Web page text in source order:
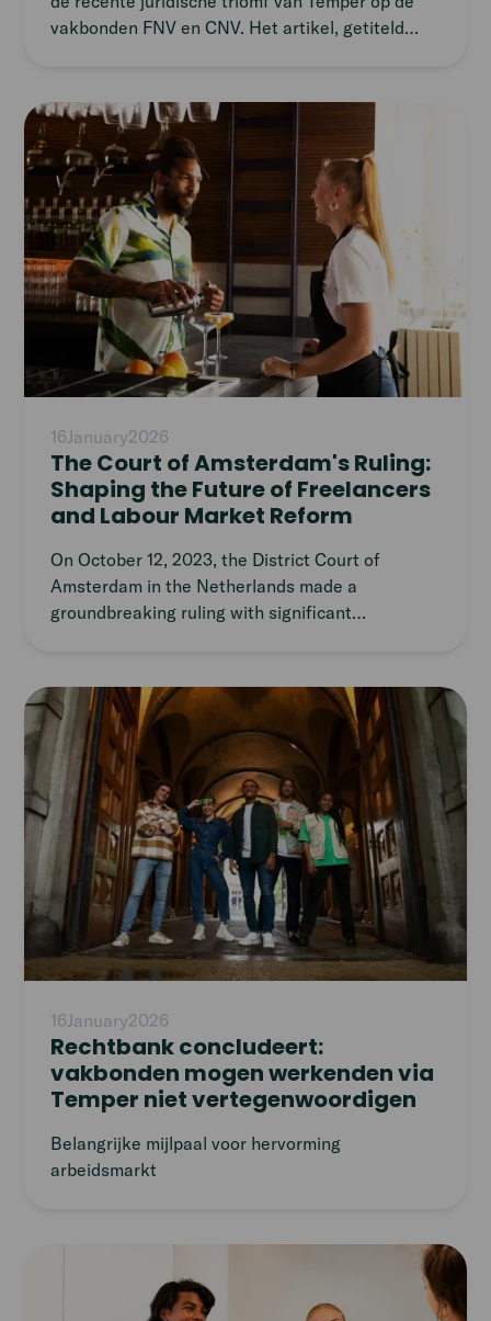
vakbonden FNV en CNV. Het artikel, getiteld
waarde”, gaat in op de implicaties van de
uitspraak van de rechtbank.
16January2026
The Court of Amsterdam's Ruling:
Shaping the Future of Freelancers
and Labour Market Reform
On October 12, 2023, the District Court of
Amsterdam in the Netherlands made a
groundbreaking ruling with significant
Read
article
16January2026
Rechtbank concludeert:
vakbonden mogen werkenden via
Temper niet vertegen­woordigen
Belangrijke mijlpaal voor hervorming
arbeidsmarkt
Read
article